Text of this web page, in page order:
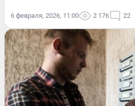
6 февраля, 2026, 11:00 2 176 22